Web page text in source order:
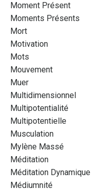
Moment Présent
Moments Présents
Mort
Motivation
Mots
Mouvement
Muer
Multidimensionnel
Multipotentialité
Multipotentielle
Musculation
Mylène Massé
Méditation
Méditation Dynamique
Médiumnité